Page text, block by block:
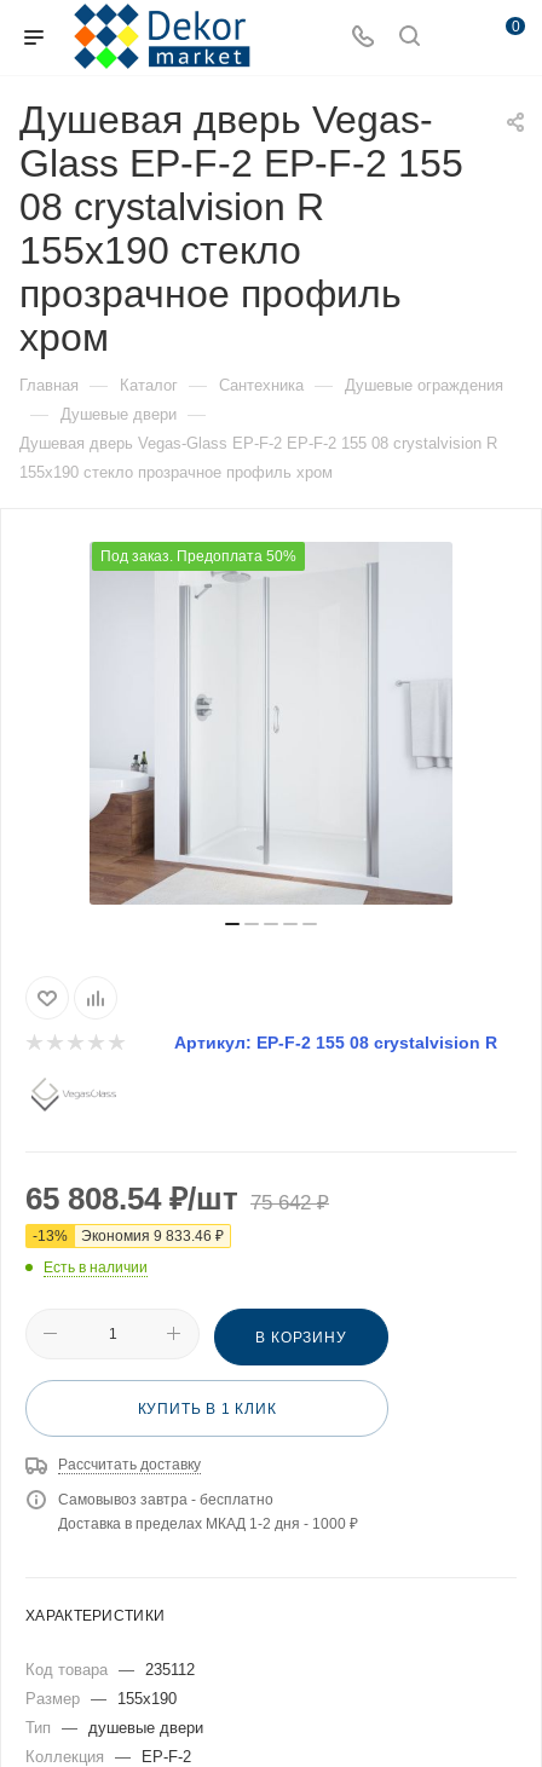
0
Душевая дверь Vegas-
Glass EP-F-2 EP-F-2 155
08 crystalvision R
155х190 стекло
прозрачное профиль
хром
Главная — Каталог — Сантехника — Душевые ограждения
— Душевые двери —
Душевая дверь Vegas-Glass EP-F-2 EP-F-2 155 08 crystalvision R
155х190 стекло прозрачное профиль хром
Под заказ. Предоплата 50%
Артикул: EP-F-2 155 08 crystalvision R
65 808.54₽/шт 75 642₽
-13% Экономия 9 833.46 ₽
Есть в наличии
В КОРЗИНУ
КУПИТЬ В 1 КЛИК
Рассчитать доставку
Самовывоз завтра - бесплатно
Доставка в пределах МКАД 1-2 дня - 1000 ₽
ХАРАКТЕРИСТИКИ
Код товара —
235112
Размер —
155x190
Тип
—
душевые двери
Коллекция
—
EP-F-2